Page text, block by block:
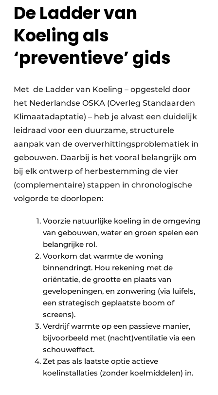
De Ladder van
Koeling als
‘preventieve’ gids
Met de Ladder van Koeling – opgesteld door
het Nederlandse OSKA (Overleg Standaarden
Klimaatadaptatie) – heb je alvast een duidelijk
leidraad voor een duurzame, structurele
aanpak van de oververhittingsproblematiek in
gebouwen. Daarbij is het vooral belangrijk om
bij elk ontwerp of herbestemming de vier
(complementaire) stappen in chronologische
volgorde te doorlopen:
Voorzie natuurlijke koeling in de omgeving
van gebouwen, water en groen spelen een
belangrijke rol.
Voorkom dat warmte de woning
binnendringt. Hou rekening met de
oriëntatie, de grootte en plaats van
gevelopeningen, en zonwering (via luifels,
een strategisch geplaatste boom of
screens).
Verdrijf warmte op een passieve manier,
bijvoorbeeld met (nacht)ventilatie via een
schouweffect.
Zet pas als laatste optie actieve
koelinstallaties (zonder koelmiddelen) in.